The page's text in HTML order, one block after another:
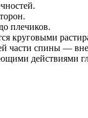
плечиков.
круговыми
части спины —
действиями